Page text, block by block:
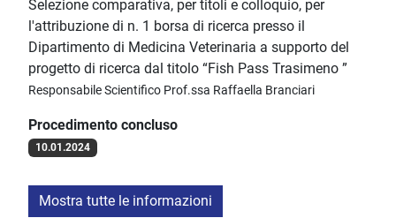
Selezione comparativa, per titoli e colloquio, per
l'attribuzione di n. 1 borsa di ricerca presso il
Dipartimento di Medicina Veterinaria a supporto del
progetto di ricerca dal titolo “Fish Pass Trasimeno ”
Responsabile Scientifico Prof.ssa Raffaella Branciari
Procedimento concluso
10.01.2024
Mostra tutte le informazioni